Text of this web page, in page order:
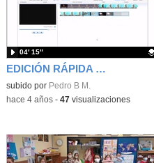
EDICIÓN RÁPIDA DE VÍDEO EDUCATIVO
Contenido educativo.
subido por Pedro B M.
04′ 15″
-hace 4 años- 47visualizaciones